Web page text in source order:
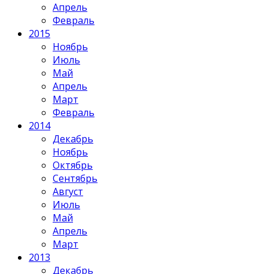
Апрель
Февраль
2015
Ноябрь
Июль
Май
Апрель
Март
Февраль
2014
Декабрь
Ноябрь
Октябрь
Сентябрь
Август
Июль
Май
Апрель
Март
2013
Декабрь